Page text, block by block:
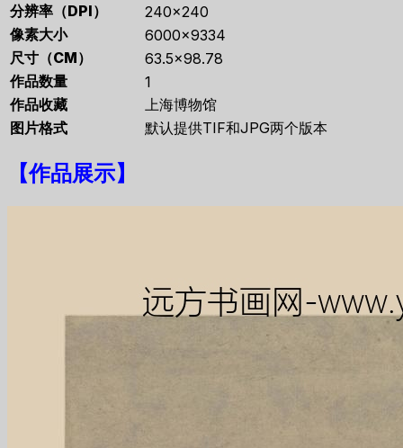
分辨率（DPI）
240×240
像素大小
6000×9334
尺寸（CM）
63.5×98.78
作品数量
1
作品收藏
上海博物馆
图片格式
默认提供TIF和JPG两个版本
【作品展示】